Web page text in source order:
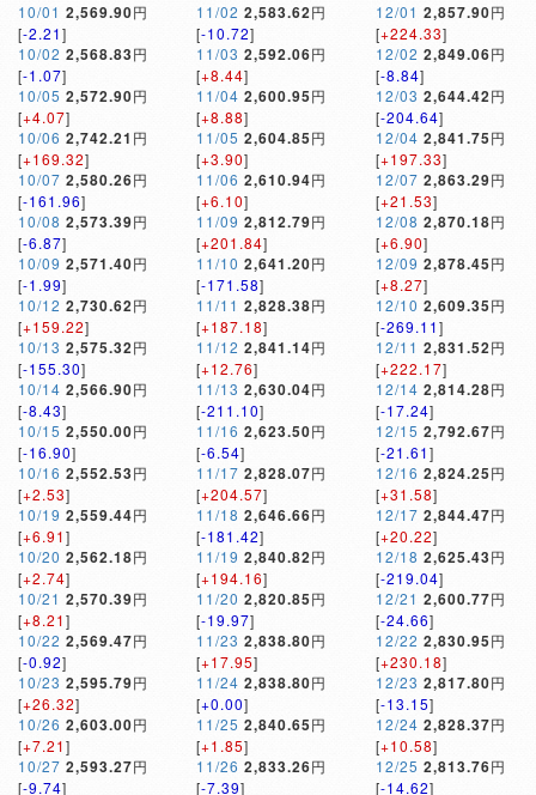
10/01 2,569.90円
[-2.21]
10/02 2,568.83円
[-1.07]
10/05 2,572.90円
[+4.07]
10/06 2,742.21 円
[+169.32]
10/07 2,580.26円
[-161.96]
10/08 2,573.39円
[-6.87]
10/09 2,571.40円
[-1.99]
10/12 2,730.62円
[+159.22]
10/13 2,575.32円
[-155.30]
10/14 2,566.90円
[-8.43]
10/15 2,550.00円
[-16.90]
10/16 2,552.53円
[+2.53]
10/19 2,559.44円
[+6.91]
10/20 2,562.18円
[+2.74]
10/21 2,570.39円
[+8.21]
10/22 2,569.47円
[-0.92]
10/23 2,595.79円
[+26.32]
10/26 2,603.00円
[+7.21]
10/27 2,593.27円
[-9.74]
11/02 2,583.62円
[-10.72]
11/03 2,592.06円
[+8.44]
11/04 2,600.95円
[+8.88]
11/05 2,604.85円
[+3.90]
11/06 2,610.94円
[+6.10]
11/09 2,812.79円
[+201.84]
11/10 2,641.20円
[-171.58]
11/11 2,828.38円
[+187.18]
11/12 2,841.14円
[+12.76]
11/13 2,630.04円
[-211.10]
11/16 2,623.50円
[-6.54]
11/17 2,828.07円
[+204.57]
11/18 2,646.66円
[-181.42]
11/19 2,840.82円
[+194.16]
11/20 2,820.85円
[-19.97]
11/23 2,838.80円
[+17.95]
11/24 2,838.80円
[+0.00]
11/25 2,840.65円
[+1.85]
11/26 2,833.26円
[-7.39]
12/01 2,857.90円
[+224.33]
12/02 2,849.06円
[-8.84]
12/03 2,644.42円
[-204.64]
12/04 2,841.75円
[+197.33]
12/07 2,863.29円
[+21.53]
12/08 2,870.18円
[+6.90]
12/09 2,878.45円
[+8.27]
12/10 2,609.35円
[-269.11]
12/11 2,831.52円
[+222.17]
12/14 2,814.28円
[-17.24]
12/15 2,792.67円
[-21.61]
12/16 2,824.25円
[+31.58]
12/17 2,844.47円
[+20.22]
12/18 2,625.43円
[-219.04]
12/21 2,600.77円
[-24.66]
12/22 2,830.95円
[+230.18]
12/23 2,817.80円
[-13.15]
12/24 2,828.37円
[+10.58]
12/25 2,813.76円
[-14.62]